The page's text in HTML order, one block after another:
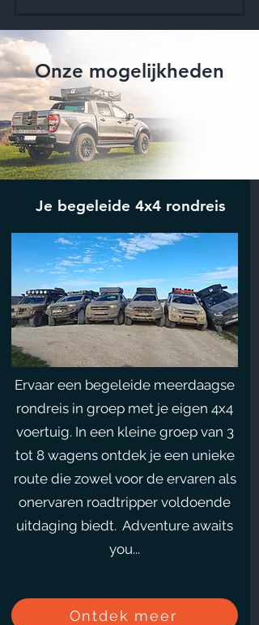
Onze mogelijkheden
Je begeleide 4x4 rondreis
Ervaar een begeleide meerdaagse
rondreis in groep met je eigen 4x4
voertuig. In een kleine groep van 3
tot 8 wagens ontdek je een unieke
route die zowel voor de ervaren als
onervaren roadtripper voldoende
uitdaging biedt. Adventure awaits
you...
Ontdek meer